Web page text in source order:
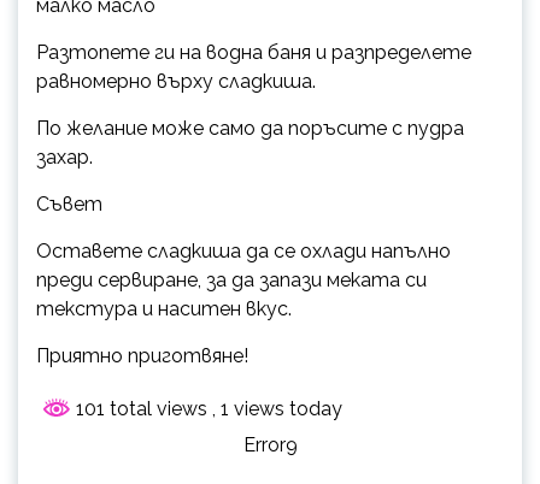
малко масло
Разтопете ги на водна баня и разпределете
равномерно върху сладкиша.
По желание може само да поръсите с пудра
захар.
Съвет
Оставете сладкиша да се охлади напълно
преди сервиране, за да запази меката си
текстура и наситен вкус.
Приятно приготвяне!
101 total views , 1 views today
Error9